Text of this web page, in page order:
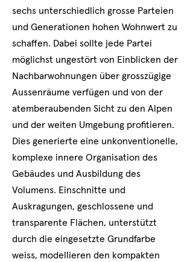
sechs unterschiedlich grosse Parteien
und Generationen hohen Wohnwert zu
schaffen. Dabei sollte jede Partei
möglichst ungestört von Einblicken der
Nachbarwohnungen über grosszügige
Aussenräume verfügen und von der
atemberaubenden Sicht zu den Alpen
und der weiten Umgebung profitieren.
Dies generierte eine unkonventionelle,
komplexe innere Organisation des
Gebäudes und Ausbildung des
Volumens. Einschnitte und
Auskragungen, geschlossene und
transparente Flächen, unterstützt
durch die eingesetzte Grundfarbe
weiss, modellieren den kompakten